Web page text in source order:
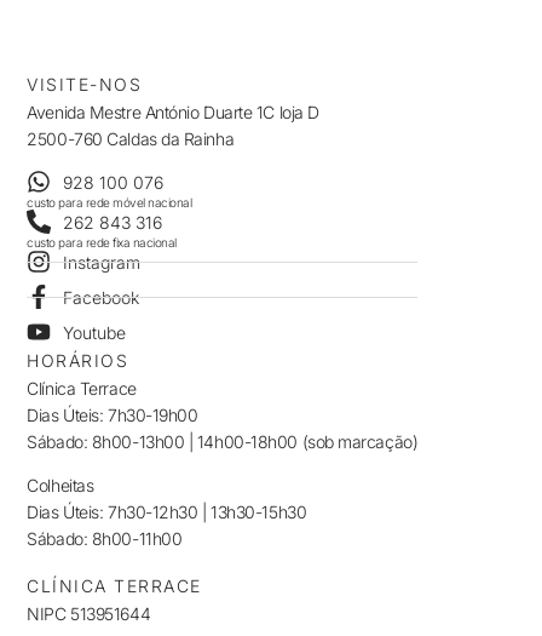
VISITE-NOS
Avenida Mestre António Duarte 1C loja D
2500-760 Caldas da Rainha
928 100 076
custo para rede móvel nacional
262 843 316
custo para rede fixa nacional
Instagram
Facebook
Youtube
HORÁRIOS
Clínica Terrace
Dias Úteis: 7h30-19h00
Sábado: 8h00-13h00 | 14h00-18h00 (sob marcação)
Colheitas
Dias Úteis: 7h30-12h30 | 13h30-15h30
Sábado: 8h00-11h00
CLÍNICA TERRACE
NIPC 513951644